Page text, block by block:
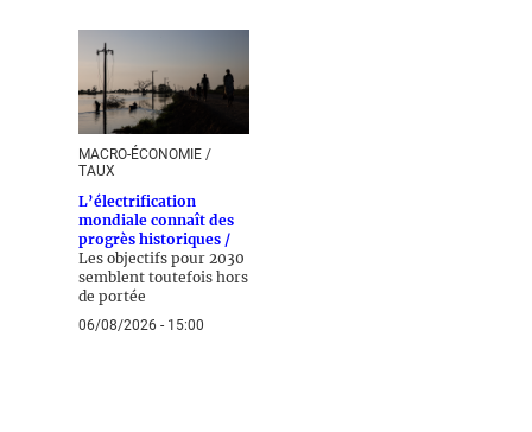
MACRO-ÉCONOMIE /
TAUX
L’électrification
mondiale connaît des
progrès historiques /
Les objectifs pour 2030
semblent toutefois hors
de portée
06/08/2026 - 15:00